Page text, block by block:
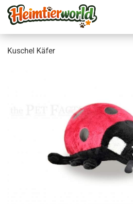
Ku­schel Käfer